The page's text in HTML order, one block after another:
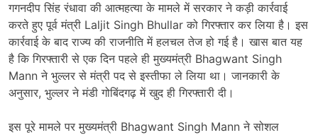
गगनदीपसिंहरंधावाकी आत्महत्याकेमामलेमेंसरकारनेकड़ीकार्रवाई
करतेहुएपूर्वमंत्री Laljit Singh Bhullar कोगिरफ्तारकरलियाहै।इस
कार्रवाईकेबादराज्यकीराजनीतिमेंहलचलतेजहोगईहै।खासबातयह
हैकिगिरफ्तारीसेएकदिनपहलेहीमुख्यमंत्री Bhagwant Singh
Mann ने भुल्लरसेमंत्रीपदसेइस्तीफालेलिया था।जानकारीके
अनुसार, भुल्लरनेमंडीगोबिंदगढ़मेंखुदहीगिरफ्तारीदी।
इसपूरेमामलेपरमुख्यमंत्री Bhagwant Singh Mann नेसोशल